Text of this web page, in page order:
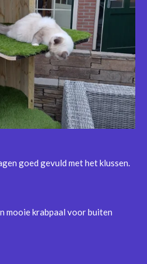
goed gevuld met het klussen.
mooie krabpaal voor buiten